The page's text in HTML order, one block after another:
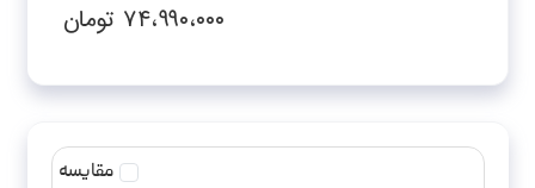
۷۴،۹۹۰،۰۰۰ تومان
مقایسه